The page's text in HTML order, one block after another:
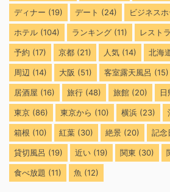
ディナー (19) デート (24) ビジネス
ホテル (104) ランキング (11) レスト
予約 (17) 京都 (21) 人気 (14) 北海
周辺 (14) 大阪 (51) 客室露天風呂 (15)
居酒屋 (16) 旅行 (48) 旅館 (20) 日
東京 (86) 東京から (10) 横浜 (23)
箱根 (10) 紅葉 (30) 絶景 (20) 記念
貸切風呂 (19) 近い (19) 関東 (30)
食べ放題 (11) 魚 (12)